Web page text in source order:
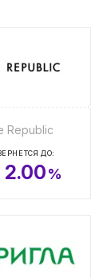
Republic
ДО:
2.00%